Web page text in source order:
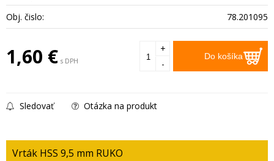
Obj. čislo:
78.201095
1,60 € s DPH Do košíka
+
-
Sledovať Otázka na produkt
Vrták HSS 9,5 mm RUKO